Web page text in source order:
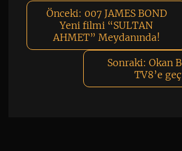
Önceki: 007 JAMES BOND
Yeni filmi “SULTAN
AHMET” Meydanında!
Sonraki: Okan
TV8’e